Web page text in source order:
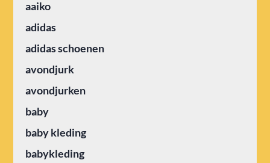
aaiko
adidas
adidas schoenen
avondjurk
avondjurken
baby
baby kleding
babykleding